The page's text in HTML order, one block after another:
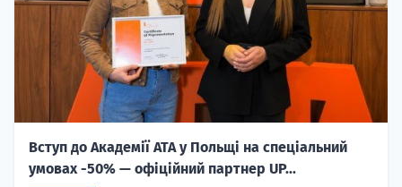
Вступ до Академії ATA у Польщі на спеціальний
умовах -50% — офіційний партнер UP...